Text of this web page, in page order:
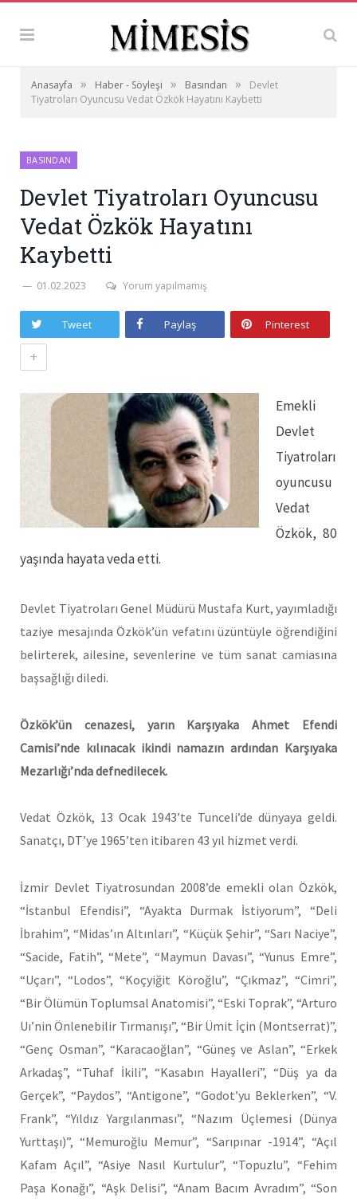
Anasayfa » Haber - Söyleşi » Basından »
Devlet
Tiyatroları Oyuncusu Vedat Özkök Hayatını Kaybetti
BASINDAN
Devlet Tiyatroları Oyuncusu
Vedat Özkök Hayatını
Kaybetti
01.02.2023 Yorum yapılmamış
Tweet Paylaş Pinterest
+
Emekli
Devlet
Tiyatroları
oyuncusu
Vedat
Özkök, 80
yaşında hayata veda etti.
Devlet Tiyatroları Genel Müdürü Mustafa Kurt, yayımladığı
taziye mesajında Özkök’ün vefatını üzüntüyle öğrendiğini
belirterek, ailesine, sevenlerine ve tüm sanat camiasına
başsağlığı diledi.
Özkök’ün cenazesi, yarın Karşıyaka Ahmet Efendi
Camisi’nde kılınacak ikindi namazın ardından Karşıyaka
Mezarlığı’nda defnedilecek.
Vedat Özkök, 13 Ocak 1943’te Tunceli’de dünyaya geldi.
Sanatçı, DT’ye 1965’ten itibaren 43 yıl hizmet verdi.
İzmir Devlet Tiyatrosundan 2008’de emekli olan Özkök,
“İstanbul Efendisi”, “Ayakta Durmak İstiyorum”, “Deli
İbrahim”, “Midas’ın Altınları”, “Küçük Şehir”, “Sarı Naciye”,
“Sacide, Fatih”, “Mete”, “Maymun Davası”, “Yunus Emre”,
“Uçarı”, “Lodos”, “Koçyiğit Köroğlu”, “Çıkmaz”, “Cimri”,
“Bir Ölümün Toplumsal Anatomisi”, “Eski Toprak”, “Arturo
Uı’nin Önlenebilir Tırmanışı”, “Bir Ümit İçin (Montserrat)”,
“Genç Osman”, “Karacaoğlan”, “Güneş ve Aslan”, “Erkek
Arkadaş”, “Tuhaf İkili”, “Kasabın Hayalleri”, “Düş ya da
Gerçek”, “Paydos”, “Antigone”, “Godot’yu Beklerken”, “V.
Frank”, “Yıldız Yargılanması”, “Nazım Üçlemesi (Dünya
Yurttaşı)”, “Memuroğlu Memur”, “Sarıpınar -1914”, “Açıl
Kafam Açıl”, “Asiye Nasıl Kurtulur”, “Topuzlu”, “Fehim
Paşa Konağı”, “Aşk Delisi”, “Anam Bacım Avradım”, “Son